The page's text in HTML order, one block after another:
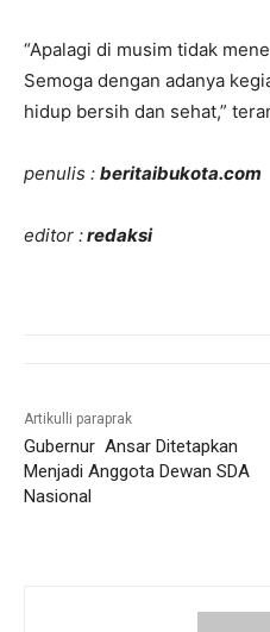
“Apalagi di musim tidak
Semoga dengan adanya
hidup bersih dan sehat,”
penulis : beritaibukota.com
editor :redaksi
Artikulli paraprak
Gubernur Ansar Ditetapkan
Menjadi Anggota Dewan SDA
Nasional